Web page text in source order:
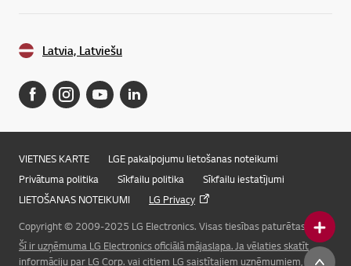
Online Chat
Latvia, Latviešu
VIETNES KARTE
LGE pakalpojumu lietošanas noteikumi
Privātuma politika
Sīkfailu politika
Sīkfailu iestatījumi
LIETOŠANAS NOTEIKUMI
LG Privacy
Copyright © 2009-2025 LG Electronics. Visas tiesības paturētas.
Šī ir uzņēmuma LG Electronics oficiālā mājaslapa. Ja vēlaties skatīt
informāciju par LG Corp. vai citiem LG saistītajiem uzņēmumiem, lūdzu,